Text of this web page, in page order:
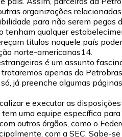
organizações
para não serem pegas
tenham qualquer
títulos naquele país
norte-americanas14.
é um assunto
apenas da
já preenche algumas
e executar as
tem uma equipe específica
outros órgãos, como o
com a SEC. Sabe-se